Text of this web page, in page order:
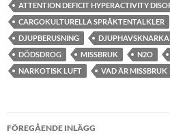
ATTENTION DEFICIT HYPERACTIVITY
CARGOKULTURELLA SPRÅKTENTALKLER
DJUPBERUSNING
DÖDSDROG
MISSBRUK N2O
NARKOTISK LUFT
VAD ÄR MISSBRUK
Inläggsnavigering
FÖREGÅENDE INLÄGG